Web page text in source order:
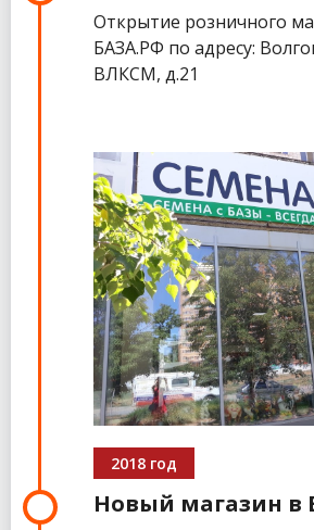
Открытие розничного
БАЗА.РФ по адресу:
ВЛКСМ, д.21
2018 год
Новый магазин в